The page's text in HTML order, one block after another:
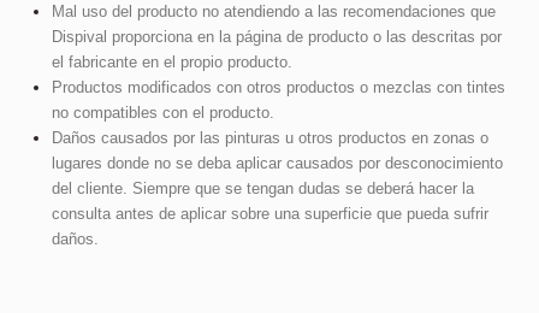
Mal uso del producto no atendiendo a las recomendaciones que
Dispival proporciona en la página de producto o las descritas por
el fabricante en el propio producto.
Productos modificados con otros productos o mezclas con tintes
no compatibles con el producto.
Daños causados por las pinturas u otros productos en zonas o
lugares donde no se deba aplicar causados por desconocimiento
del cliente. Siempre que se tengan dudas se deberá hacer la
consulta antes de aplicar sobre una superficie que pueda sufrir
daños.